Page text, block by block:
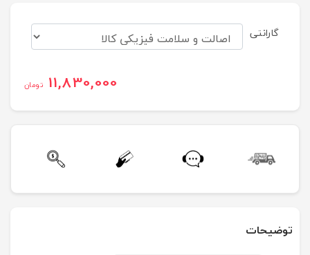
گارانتی
11,830,000 تومان
توضیحات